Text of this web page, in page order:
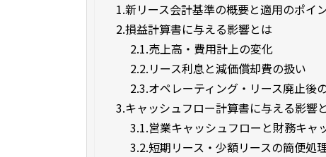
1.新リース会計基準の概要と適用のポイ
2.損益計算書に与える影響とは
2.1.売上高・費用計上の変化
2.2.リース利息と減価償却費の扱い
2.3.オペレーティング・リース廃止後
3.キャッシュフロー計算書に与える影響
3.1.営業キャッシュフローと財務キャ
3.2.短期リース・少額リースの簡便処